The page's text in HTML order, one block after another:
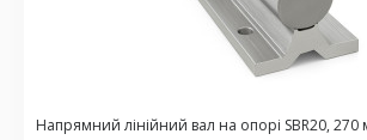
Напрямний лінійний вал на опорі SBR20, 270